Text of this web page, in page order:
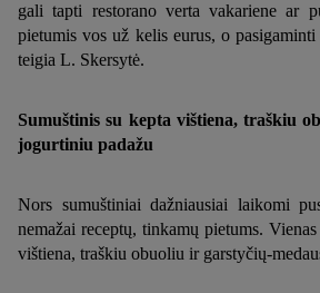
gali tapti restorano verta vakariene ar
pietumis vos už kelis eurus, o
teigia L. Skersytė.
Sumuštinis su kepta vištiena, traškiu
jogurtiniu padažu
Nors sumuštiniai dažniausiai laikomi
nemažai receptų, tinkamų pietums.
vištiena, traškiu obuoliu ir garstyčių-